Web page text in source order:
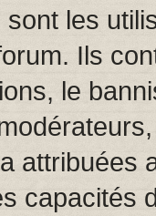
les
Ils
le
attribuées
capacités